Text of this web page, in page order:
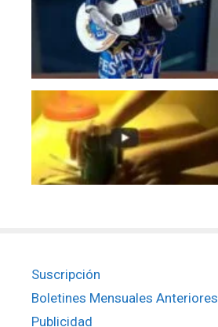
Suscripción
Boletines Mensuales Anteriores
Publicidad